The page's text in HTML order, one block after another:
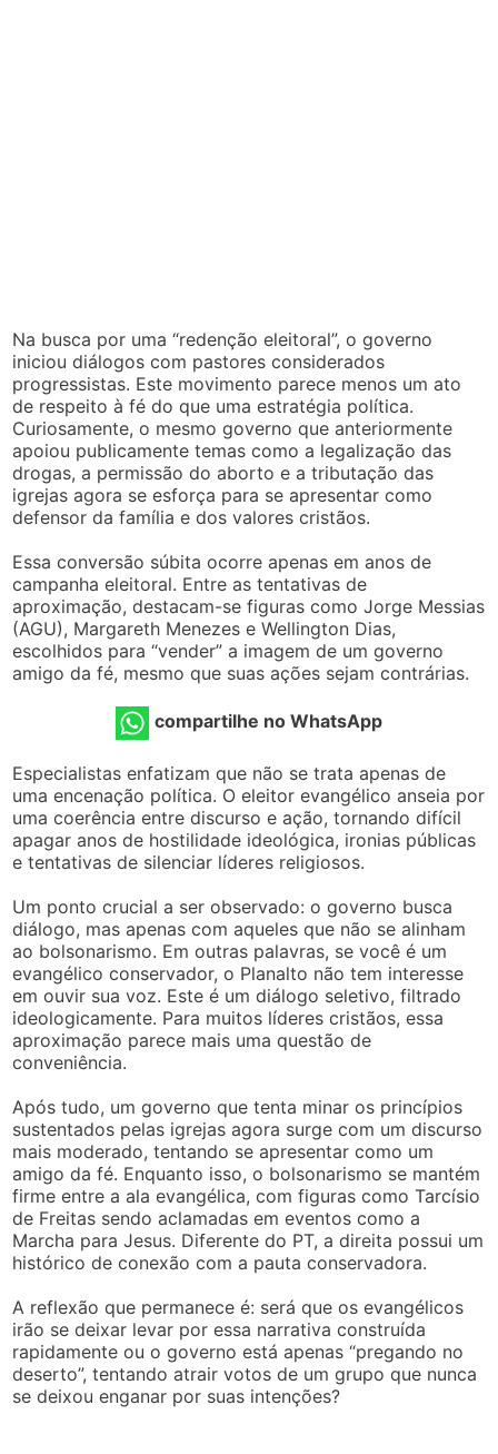
Na busca por uma “redenção eleitoral”, o governo
iniciou diálogos com pastores considerados
progressistas. Este movimento parece menos um ato
de respeito à fé do que uma estratégia política.
Curiosamente, o mesmo governo que anteriormente
apoiou publicamente temas como a legalização das
drogas, a permissão do aborto e a tributação das
igrejas agora se esforça para se apresentar como
defensor da família e dos valores cristãos.
Essa conversão súbita ocorre apenas em anos de
campanha eleitoral. Entre as tentativas de
aproximação, destacam-se figuras como Jorge Messias
(AGU), Margareth Menezes e Wellington Dias,
escolhidos para “vender” a imagem de um governo
amigo da fé, mesmo que suas ações sejam contrárias.
compartilhe no WhatsApp
Especialistas enfatizam que não se trata apenas de
uma encenação política. O eleitor evangélico anseia por
uma coerência entre discurso e ação, tornando difícil
apagar anos de hostilidade ideológica, ironias públicas
e tentativas de silenciar líderes religiosos.
Um ponto crucial a ser observado: o governo busca
diálogo, mas apenas com aqueles que não se alinham
ao bolsonarismo. Em outras palavras, se você é um
evangélico conservador, o Planalto não tem interesse
em ouvir sua voz. Este é um diálogo seletivo, filtrado
ideologicamente. Para muitos líderes cristãos, essa
aproximação parece mais uma questão de
conveniência.
Após tudo, um governo que tenta minar os princípios
sustentados pelas igrejas agora surge com um discurso
mais moderado, tentando se apresentar como um
amigo da fé. Enquanto isso, o bolsonarismo se mantém
firme entre a ala evangélica, com figuras como Tarcísio
de Freitas sendo aclamadas em eventos como a
Marcha para Jesus. Diferente do PT, a direita possui um
histórico de conexão com a pauta conservadora.
A reflexão que permanece é: será que os evangélicos
irão se deixar levar por essa narrativa construída
rapidamente ou o governo está apenas “pregando no
deserto”, tentando atrair votos de um grupo que nunca
se deixou enganar por suas intenções?